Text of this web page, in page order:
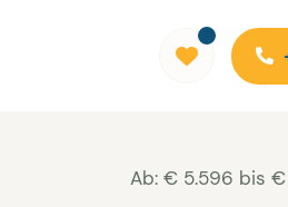
Ab: € 5.596 bis €